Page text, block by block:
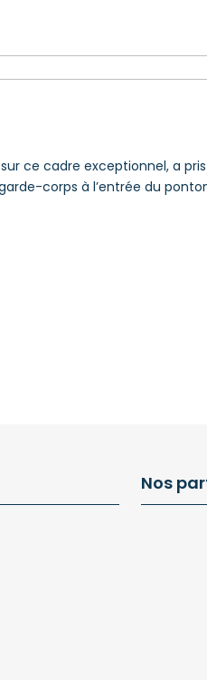
ce cadre exceptionnel, a
corps à l’entrée du
Nos